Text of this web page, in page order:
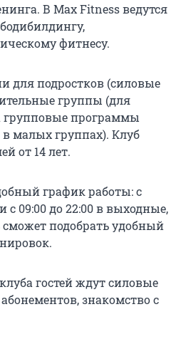
В Max Fitness ведутся
фитнесу.
для подростков (силовые
группы (для
программы
малых группах). Клуб
от 14 лет.
график работы: с
с 09:00 до 22:00 в выходные,
подобрать удобный
гостей ждут силовые
знакомство с